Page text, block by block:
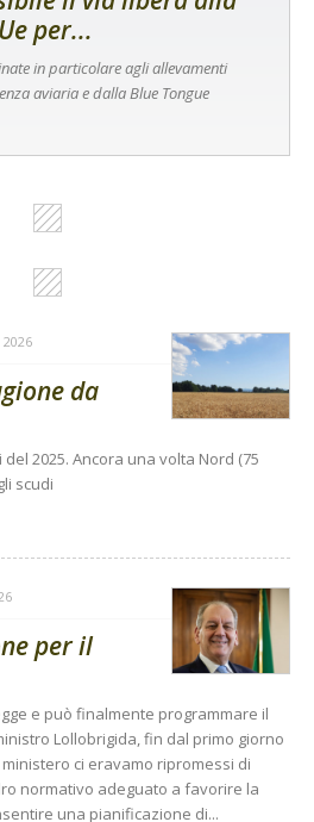
per...
in particolare agli allevamenti
aviaria e dalla Blue Tongue
da
2025. Ancora una volta Nord (75
scudi
per il
e può finalmente programmare il
Lollobrigida, fin dal primo giorno
ci eravamo ripromessi di
normativo adeguato a favorire la
una pianificazione di...